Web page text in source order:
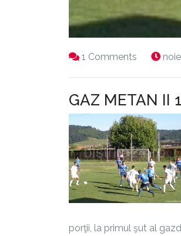
1 Comments
GAZ METAN II
porţii, la primul şut al